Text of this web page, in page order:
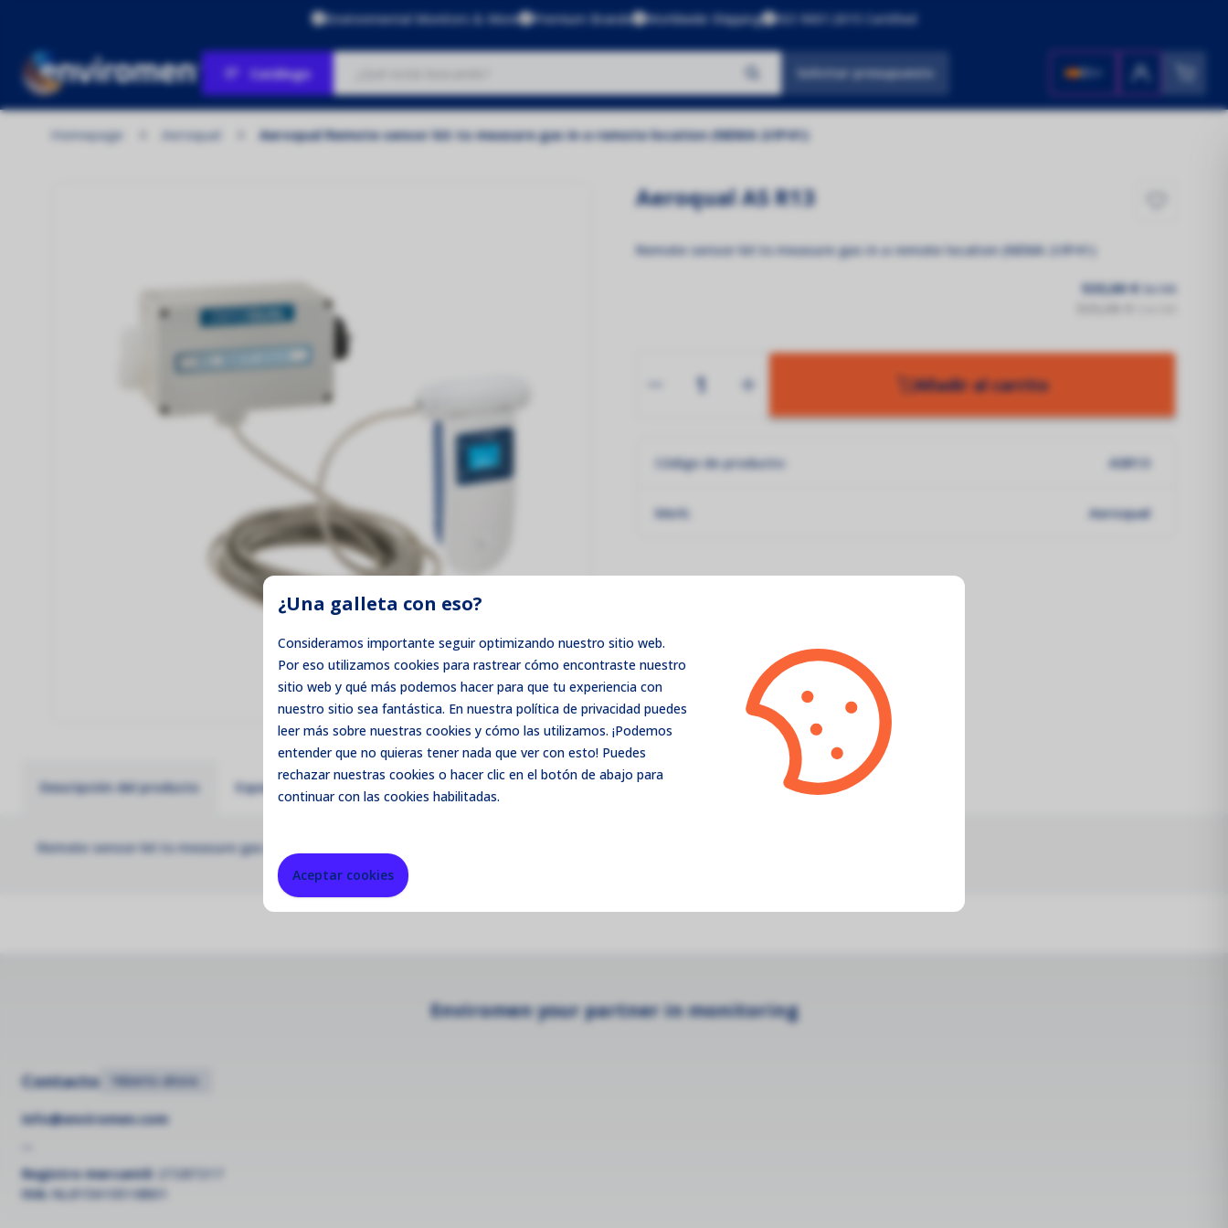
¿Una galleta con eso?
Consideramos importante seguir optimizando nuestro sitio web.
Por eso utilizamos cookies para rastrear cómo encontraste nuestro
sitio web y qué más podemos hacer para que tu experiencia con
nuestro sitio sea fantástica. En nuestra política de privacidad puedes
leer más sobre nuestras cookies y cómo las utilizamos. ¡Podemos
entender que no quieras tener nada que ver con esto! Puedes
rechazarnuestras cookies o hacer clic en el botón de abajo para
continuar con las cookies habilitadas.
Aceptar cookies
Environmental Monitors & More Premium Brands Worldwide Shipping ISO 9001:2015 Certified
Catálogo Solicitar presupuesto ES
No se encontraron productos
Homepage Aeroqual Aeroqual Remote sensor kit to measure gas in a remote location (NEMA 2/IP41)
Aeroqual AS R13
Remote sensor kit to measure gas in a remote location (NEMA 2/IP41)
533,00 € Sin IVA
Añadir al carrito
Código de producto: ASR13
Merk: Aeroqual
Descripción del producto Especificaciones técnicas
Remote sensor kit to measure gas in a remote location (NEMA 2/IP41)
Enviromen your partner in monitoring
Contacto •Abierto ahora
info@enviromen.com
Registro mercantil: 27287217
IVA: NL815610518B01